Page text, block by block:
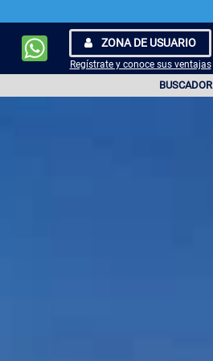
ZONA DE USUARIO
Regístrate y conoce sus ventajas
BUSCADOR